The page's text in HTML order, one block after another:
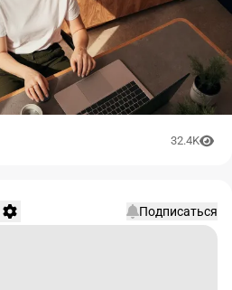
32.4K
Подписаться